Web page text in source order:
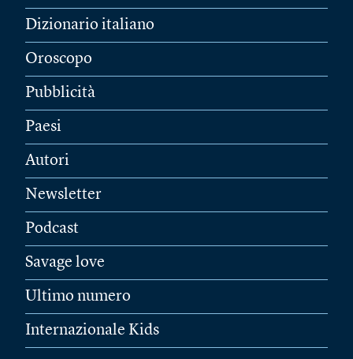
Dizionario italiano
Oroscopo
Pubblicità
Paesi
Autori
Newsletter
Podcast
Savage love
Ultimo numero
Internazionale Kids